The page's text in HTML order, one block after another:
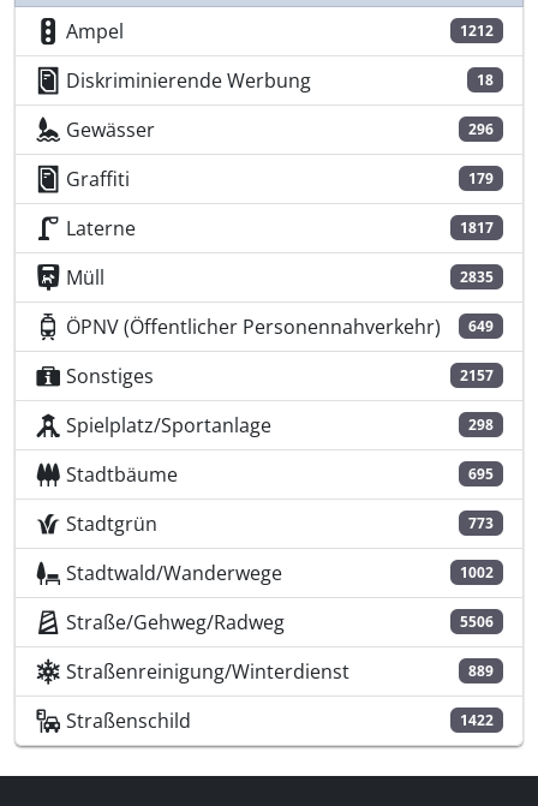
Ampel 1212
Diskriminierende Werbung 18
Gewässer 296
Graffiti 179
Laterne 1817
Müll 2835
ÖPNV (Öffentlicher Personennahverkehr) 649
Sonstiges 2157
Spielplatz/Sportanlage 298
Stadtbäume 695
Stadtgrün 773
Stadtwald/Wanderwege 1002
Straße/Gehweg/Radweg 5506
Straßenreinigung/Winterdienst 889
Straßenschild 1422